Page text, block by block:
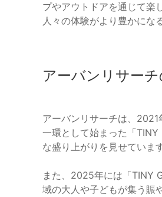
プやアウトドアを通じて楽
人々の体験がより豊かにな
アーバンリサー
アーバンリサーチは、
一環として始まった「TINY
な盛り上がりを見せています
また、2025年には「TINY
域の大人や子どもが集う賑